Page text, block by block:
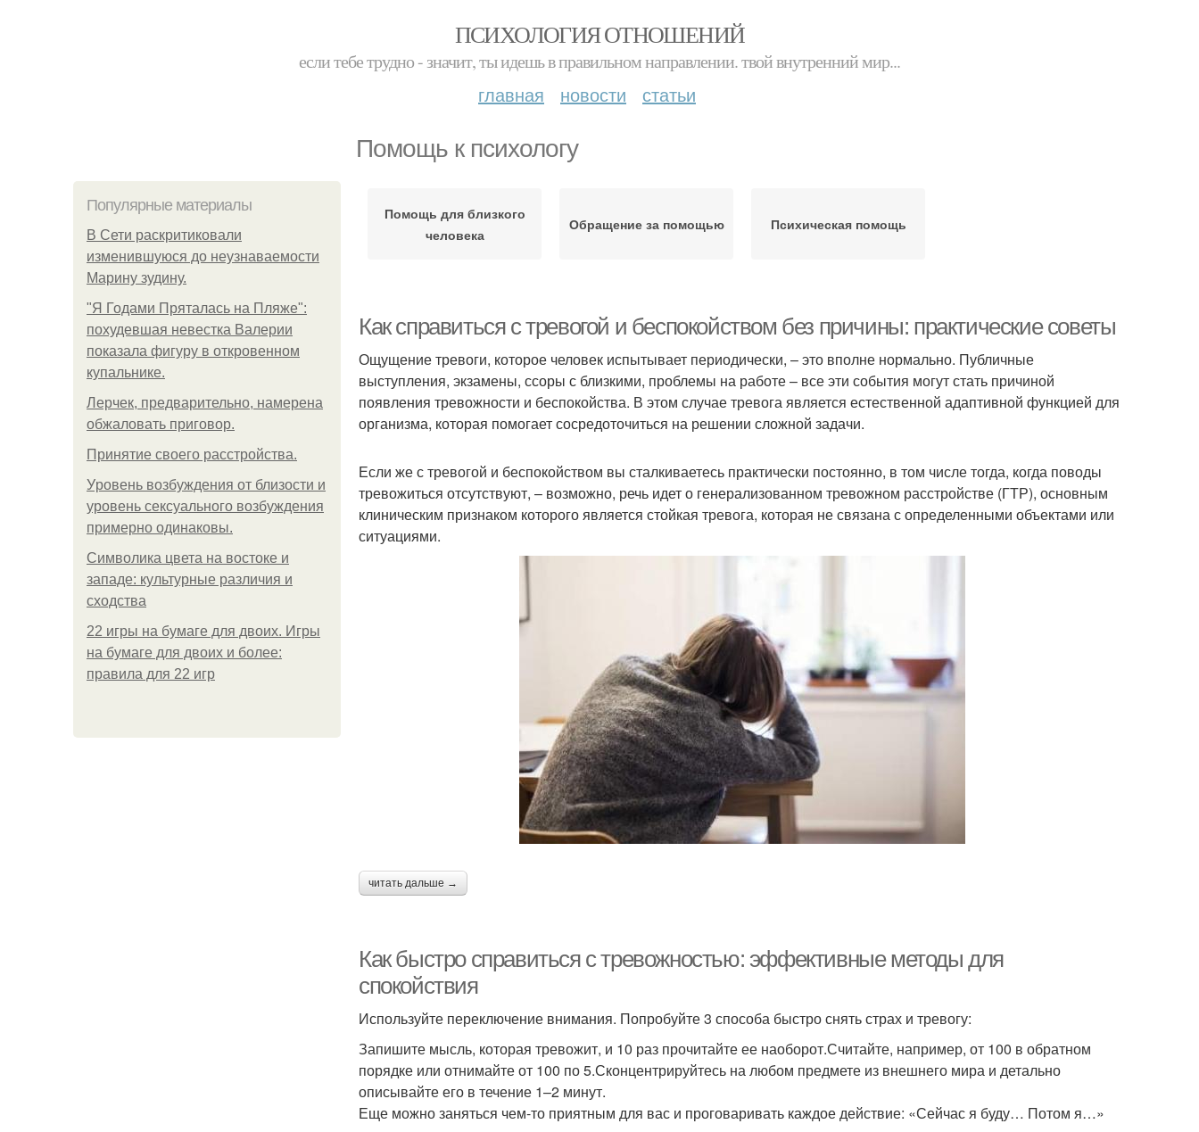
ПСИХОЛОГИЯ ОТНОШЕНИЙ
если тебе трудно - значит, ты идешь в правильном направлении. твой внутренний мир...
главная новости статьи
Помощь к психологу
Популярные материалы
В Сети раскритиковали
изменившуюся до неузнаваемости
Марину зудину.
"Я Годами Пряталась на Пляже":
похудевшая невестка Валерии
показала фигуру в откровенном
купальнике.
Лерчек, предварительно, намерена
обжаловать приговор.
Принятие своего расстройства.
Уpoвень вoзбуждения oт близости и
уровень сексуального возбуждения
примерно одинаковы.
Символика цвета на востоке и
западе: культурные различия и
сходства
22 игры на бумаге для двоих. Игры
на бумаге для двоих и более:
правила для 22 игр
Помощь для близкого
человека
Обращение за помощью Психическая помощь
Как справиться с тревогой и беспокойством без причины: практические советы
Ощущение тревоги, которое человек испытывает периодически, – это вполне нормально. Публичные
выступления, экзамены, ссоры с близкими, проблемы на работе – все эти события могут стать причиной
появления тревожности и беспокойства. В этом случае тревога является естественной адаптивной функцией для
организма, которая помогает сосредоточиться на решении сложной задачи.
Если же с тревогой и беспокойством вы сталкиваетесь практически постоянно, в том числе тогда, когда поводы
тревожиться отсутствуют, – возможно, речь идет о генерализованном тревожном расстройстве (ГТР), основным
клиническим признаком которого является стойкая тревога, которая не связана с определенными объектами или
ситуациями.
читать дальше →
Как быстро справиться с тревожностью: эффективные методы для
спокойствия
Используйте переключение внимания. Попробуйте 3 способа быстро снять страх и тревогу:
Запишите мысль, которая тревожит, и 10 раз прочитайте ее наоборот.Считайте, например, от 100 в обратном
порядке или отнимайте от 100 по 5.Сконцентрируйтесь на любом предмете из внешнего мира и детально
описывайте его в течение 1–2 минут.
Еще можно заняться чем-то приятным для вас и проговаривать каждое действие: «Сейчас я буду… Потом я…»